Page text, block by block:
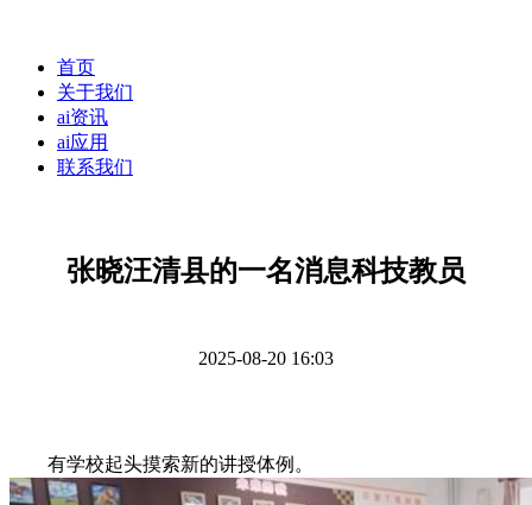
首页
关于我们
ai资讯
ai应用
联系我们
张晓汪清县的一名消息科技教员
2025-08-20 16:03
有学校起头摸索新的讲授体例。